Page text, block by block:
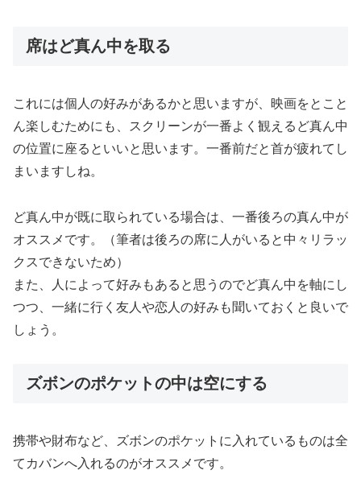
席はど真ん中を取る
これには個人の好みがあるかと思いますが、映画をとこと
ん楽しむためにも、スクリーンが一番よく観えるど真ん中
の位置に座るといいと思います。一番前だと首が疲れてし
まいますしね。
ど真ん中が既に取られている場合は、一番後ろの真ん中が
オススメです。（筆者は後ろの席に人がいると中々リラッ
クスできないため）
また、人によって好みもあると思うのでど真ん中を軸にし
つつ、一緒に行く友人や恋人の好みも聞いておくと良いで
しょう。
ズボンのポケットの中は空にする
携帯や財布など、ズボンのポケットに入れているものは全
てカバンへ入れるのがオススメです。